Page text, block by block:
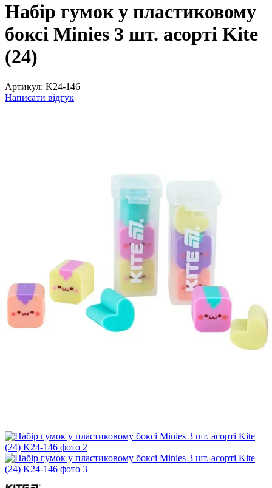
Набір гумок у пластиковому
боксі Minies 3 шт. асорті Kite
(24)
Артикул: K24-146
Написати відгук